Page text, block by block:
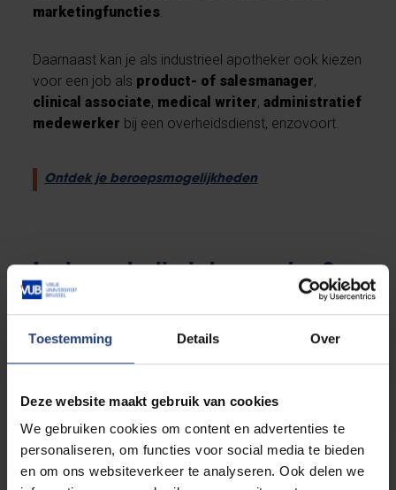
Toestemming Details Over
Deze website maakt gebruik van cookies
We gebruiken cookies om content en advertenties te
personaliseren, om functies voor social media te bieden
en om ons websiteverkeer te analyseren. Ook delen we
marketingfuncties.
Daarnaast kan je als industrieel apotheker ook kiezen
voor een job als product- of salesmanager,
clinical associate, medical writer,administratief
medewerker bij een overheidsdienst, enzovoort.
Ontdek je beroepsmogelijkheden
Is deze studie iets voor jou?
Studiekeuzetool: vraag het aan
Studiebegeleiding